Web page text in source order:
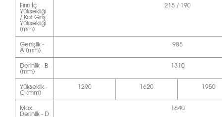
Fırın İç
Yüksekliği
/ Kat Giriş
Yüksekliği
(mm)
215 / 190
Genişlik -
A (mm)
985
Derinlik - B
(mm)
1310
Yükseklik -
C (mm)
1290 1620 1950
Max.
Derinlik - D
1640